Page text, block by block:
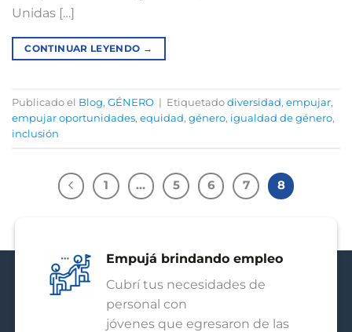
Unidas […]
CONTINUAR LEYENDO →
Publicado el Blog, GÉNERO | Etiquetado diversidad, empujar,
empujar oportunidades, equidad, género, igualdad de género,
inclusión
1 … 5 6 7 8
Empujá brindando empleo
Cubrí tus necesidades de
personal con
jóvenes que egresaron de las